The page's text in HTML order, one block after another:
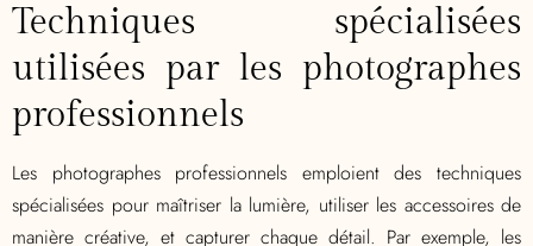
Techniques spécialisées
utilisées par les photographes
professionnels
Les photographes professionnels emploient des techniques
spécialisées pour maîtriser la lumière, utiliser les accessoires de
manière créative, et capturer chaque détail. Par exemple, les